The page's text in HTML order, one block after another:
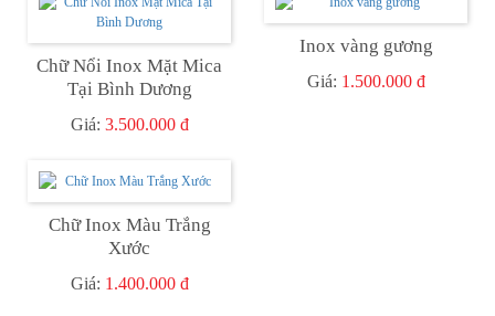
Chữ Nổi Inox Mặt Mica
Tại Bình Dương
Giá: 3.500.000 đ
Inox vàng gương
Giá: 1.500.000 đ
Chữ Inox Màu Trắng
Xước
Giá: 1.400.000 đ